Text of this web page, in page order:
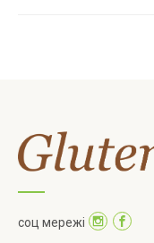
соц мережі